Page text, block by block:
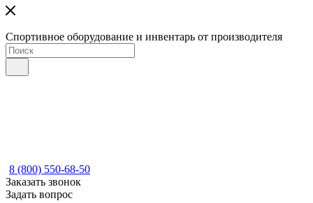
Спортивное оборудование и инвентарь от производителя
8 (800) 550-68-50
Заказать звонок
Задать вопрос